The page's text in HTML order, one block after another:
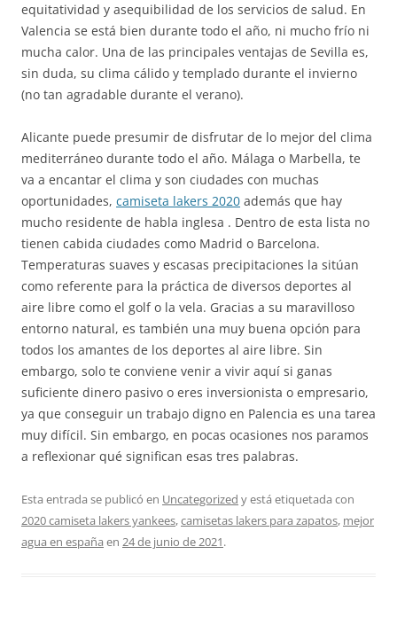
equitatividad y asequibilidad de los servicios de salud. En
Valencia se está bien durante todo el año, ni mucho frío ni
mucha calor. Una de las principales ventajas de Sevilla es,
sin duda, su clima cálido y templado durante el invierno
(no tan agradable durante el verano).
Alicante puede presumir de disfrutar de lo mejor del clima
mediterráneo durante todo el año. Málaga o Marbella, te
va a encantar el clima y son ciudades con muchas
oportunidades, camiseta lakers 2020 además que hay
mucho residente de habla inglesa . Dentro de esta lista no
tienen cabida ciudades como Madrid o Barcelona.
Temperaturas suaves y escasas precipitaciones la sitúan
como referente para la práctica de diversos deportes al
aire libre como el golf o la vela. Gracias a su maravilloso
entorno natural, es también una muy buena opción para
todos los amantes de los deportes al aire libre. Sin
embargo, solo te conviene venir a vivir aquí si ganas
suficiente dinero pasivo o eres inversionista o empresario,
ya que conseguir un trabajo digno en Palencia es una tarea
muy difícil. Sin embargo, en pocas ocasiones nos paramos
a reflexionar qué significan esas tres palabras.
Esta entrada se publicó en Uncategorized y está etiquetada con
2020 camiseta lakers yankees,camisetas lakers para zapatos, mejor
agua en españa en 24 de junio de 2021.